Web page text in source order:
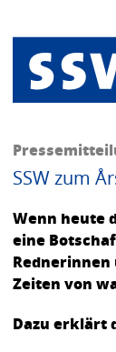
SSW zum
Wenn heute
eine
Zeiten von
Dazu erklärt